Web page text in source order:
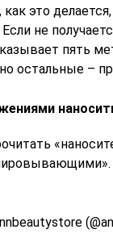
как это
не
пять
остальные –